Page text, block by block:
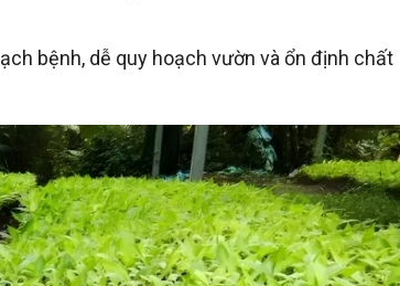
bệnh, dễ quy hoạch vườn và ổn định chất